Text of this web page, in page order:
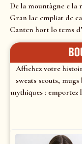
De la mountàgne e la
Gran lac empliat de
Canten hort lo tems
Affichez votre
sweats scouts,
mythiques : emportez